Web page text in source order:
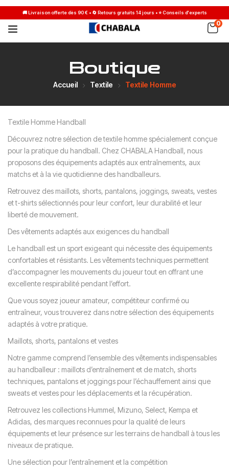
0
Boutique
Accueil Textile Textile Homme
Textile Homme Handball
Découvrez notre sélection de textile homme spécialement conçue
pour la pratique du handball. Chez CHABALA Handball, nous
proposons des équipements adaptés aux entraînements, aux
matchs et à la vie quotidienne des handballeurs.
Retrouvez des maillots, shorts, pantalons, joggings, sweats, vestes
et t-shirts sélectionnés pour leur confort, leur durabilité et leur
liberté de mouvement.
Des vêtements adaptés aux exigences du handball
Le handball est un sport exigeant qui nécessite des équipements
confortables et résistants. Les vêtements techniques permettent
d’accompagner les mouvements du joueur tout en offrant une
excellente respirabilité pendant l’effort.
Que vous soyez joueur amateur, compétiteur confirmé ou
entraîneur, vous trouverez dans notre sélection des équipements
adaptés à votre pratique.
Maillots, shorts, pantalons et vestes
Notre gamme comprend l’ensemble des vêtements indispensables
au handballeur : maillots d’entraînement et de match, shorts
techniques, pantalons et joggings pour l’échauffement ainsi que
sweats et vestes pour les déplacements et la récupération.
Retrouvez les collections Hummel, Mizuno, Select, Kempa et
Adidas, des marques reconnues pour la qualité de leurs
équipements et leur présence sur les terrains de handball à tous les
niveaux de pratique.
Une sélection pour l’entraînement et la compétition